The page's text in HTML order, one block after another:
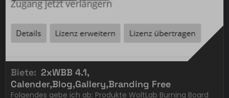
Biete
2xWBB 4.1,
Calender,Blog,Gallery,Branding Free
Folgendes gebe ich ab: Produkte WoltLab Burning Board